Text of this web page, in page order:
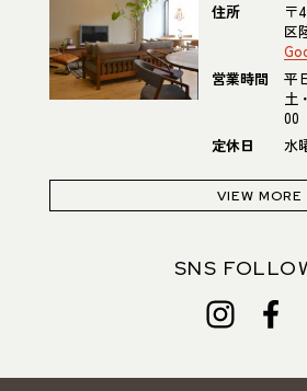
住所
〒
区
営業時間
平
土
00
定休日
水
VIEW MORE
SNS